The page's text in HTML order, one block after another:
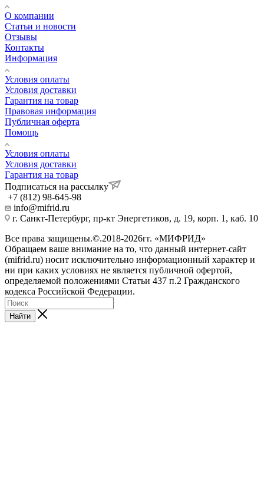
О компании
Статьи и новости
Отзывы
Контакты
Информация
Условия оплаты
Условия доставки
Гарантия на товар
Правовая информация
Публичная оферта
Помощь
Условия оплаты
Условия доставки
Гарантия на товар
Подписаться на рассылку
+7 (812) 98-645-98
info@mifrid.ru
г. Санкт-Петербург, пр-кт Энергетиков, д. 19, корп. 1, каб. 10
Все права защищены.©.2018-2026гг. «МИФРИД»
Обращаем ваше внимание на то, что данный интернет-сайт
(mifrid.ru) носит исключительно информационный характер и
ни при каких условиях не является публичной офертой,
определяемой положениями Статьи 437 п.2 Гражданского
кодекса Российской Федерации.
Найти